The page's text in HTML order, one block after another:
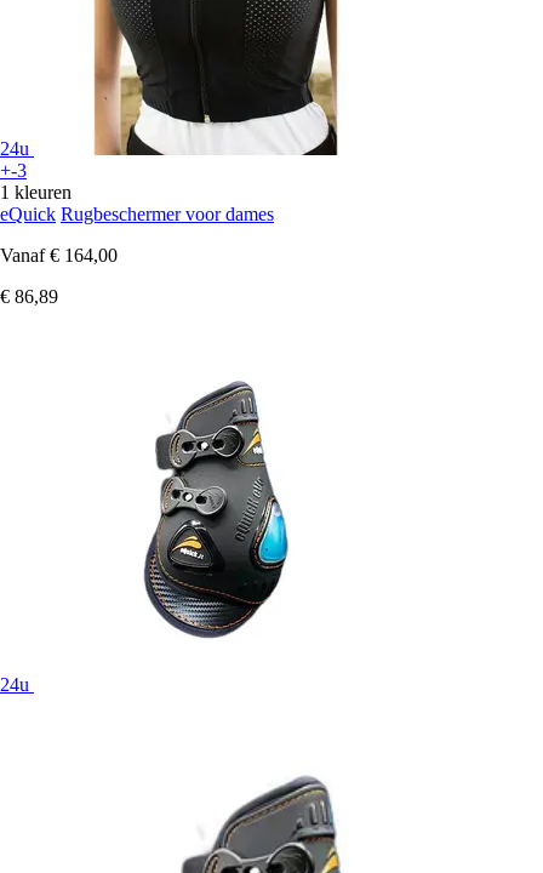
24u
+-3
1 kleuren
eQuick Rugbeschermer voor dames
Vanaf € 164,00
€ 86,89
24u